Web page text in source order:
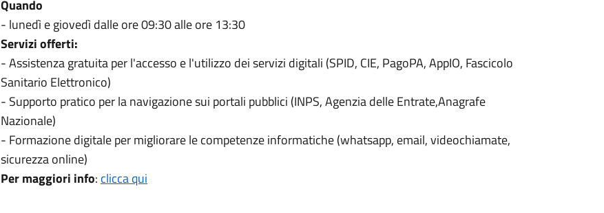
Quando
- lunedì e giovedì dalle ore 09:30 alle ore 13:30
Servizi offerti:
- Assistenza gratuita per l'accesso e l'utilizzo dei servizi digitali (SPID, CIE, PagoPA, AppIO, Fascicolo
Sanitario Elettronico)
- Supporto pratico per la navigazione sui portali pubblici (INPS, Agenzia delle Entrate,Anagrafe
Nazionale)
- Formazione digitale per migliorare le competenze informatiche (whatsapp, email, videochiamate,
sicurezza online)
Per maggiori info: clicca qui